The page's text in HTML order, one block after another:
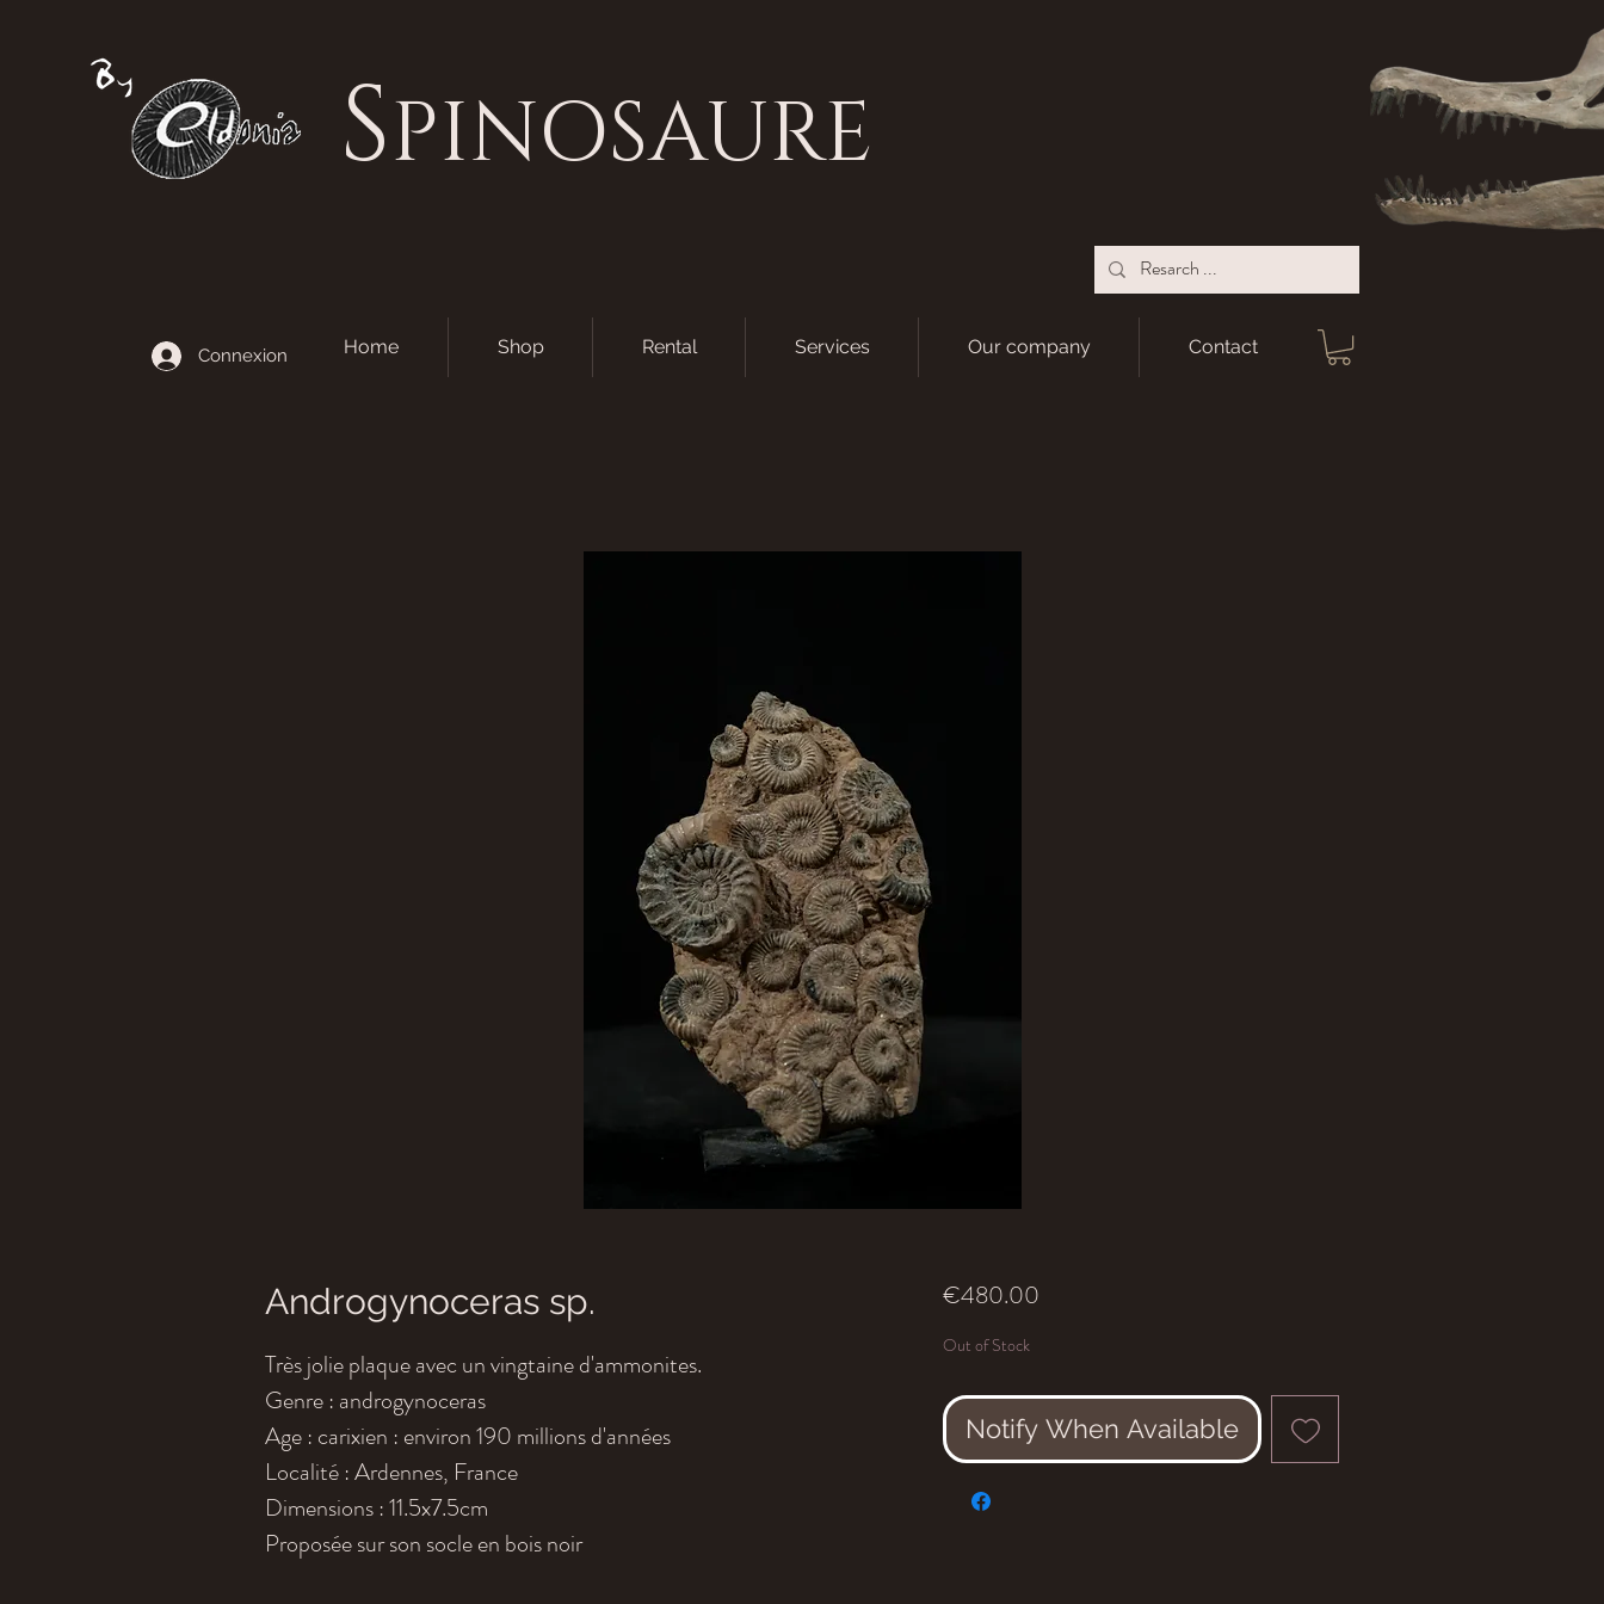
SPINOSAURE
Connexion Home Shop Rental Services Our company Contact
Androgynoceras sp.
Très jolie plaque avec un vingtaine d'ammonites.
Genre : androgynoceras
Age : carixien : environ 190 millions d'années
Localité : Ardennes, France
Dimensions : 11.5x7.5cm
Proposée sur son socle en bois noir
€480.00
Out of Stock
Notify When Available